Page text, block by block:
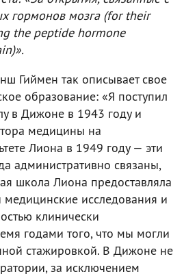
гормонов мозга (for their
the peptide hormone
Гиймен так описывает свое
образование: «Я поступил
в Дижоне в 1943 году и
медицины на
Лиона в 1949 году — эти
административно связаны,
школа Лиона предоставляла
медицинские исследования и
клинически
годами того, что мы могли
стажировкой. В Дижоне не
за исключением